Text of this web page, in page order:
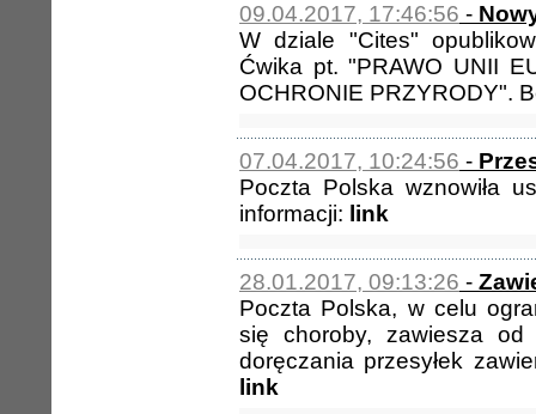
09.04.2017, 17:46:56 -
W dziale "Cites"
Ćwika pt. "PRAWO UNII
OCHRONIE PRZYRODY".
07.04.2017, 10:24:56 -
Poczta Polska wznowiła
informacji: link
28.01.2017, 09:13:26 -
Poczta Polska, w celu
się choroby, zawiesza od
doręczania przesyłek
link